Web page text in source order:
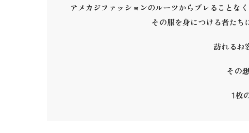
アメカジファッションのルーツからブレることな
その服を身につける者たち
訪れるお
その
1枚